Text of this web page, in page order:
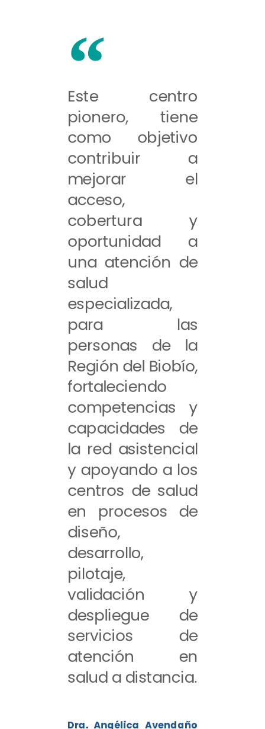
Este centro
pionero, tiene
como objetivo
contribuir a
mejorar el
acceso,
cobertura y
oportunidad a
una atención de
salud
especializada,
para las
personas de la
Región del Biobío,
fortaleciendo
competencias y
capacidades de
la red asistencial
y apoyando a los
centros de salud
en procesos de
diseño,
desarrollo,
pilotaje,
validación y
despliegue de
servicios de
atención en
salud a distancia.
Dra. Angélica Avendaño